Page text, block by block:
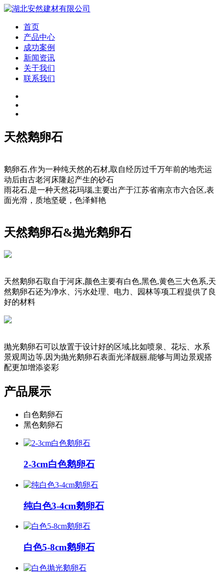
首页
产品中心
成功案例
新闻资讯
关于我们
联系我们
天然鹅卵石
鹅卵石,作为一种纯天然的石材,取自经历过千万年前的地壳运
动后由古老河床隆起产生的砂石
雨花石,是一种天然花玛瑙,主要出产于江苏省南京市六合区,表
面光滑，质地坚硬，色泽鲜艳
天然鹅卵石&抛光鹅卵石
天然鹅卵石取自于河床,颜色主要有白色,黑色,黄色三大色系,天
然鹅卵石还为净水、污水处理、电力、园林等项工程提供了良
好的材料
抛光鹅卵石可以放置于设计好的区域,比如喷泉、花坛、水系
景观周边等,因为抛光鹅卵石表面光泽靓丽,能够与周边景观搭
配更加增添姿彩
产品展示
白色鹅卵石
黑色鹅卵石
2-3cm白色鹅卵石
纯白色3-4cm鹅卵石
白色5-8cm鹅卵石